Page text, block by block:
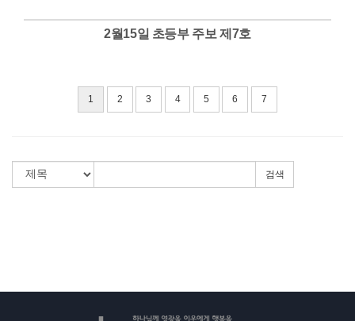
2월15일 초등부 주보 제7호
1 2 3 4 5 6 7
검색